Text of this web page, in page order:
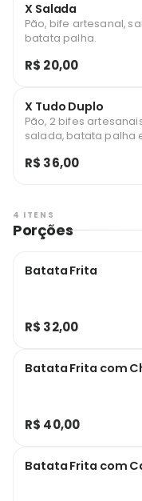
X Salada
Pão, bife artesanal,
batata palha.
R$ 20,00
X Tudo Duplo
Pão, 2 bifes
salada, batata palha
R$ 36,00
4 ITENS
Porções
Batata Frita
R$ 32,00
Batata Frita com
R$ 40,00
Batata Frita com